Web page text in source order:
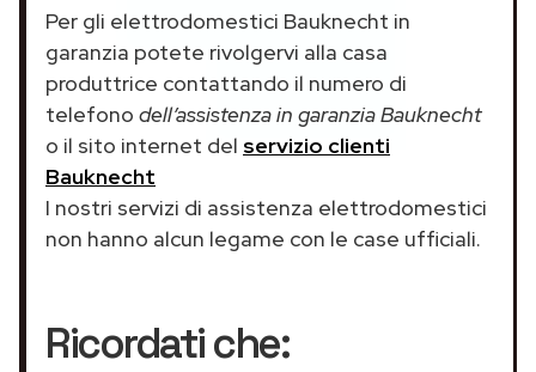
Per gli elettrodomestici Bauknecht in
garanzia potete rivolgervi alla casa
produttrice contattando il numero di
telefono dell’assistenza in garanzia Bauknecht
o il sito internet del servizio clienti
Bauknecht
I nostri servizi di assistenza elettrodomestici
non hanno alcun legame con le case ufficiali.
Ricordati che: